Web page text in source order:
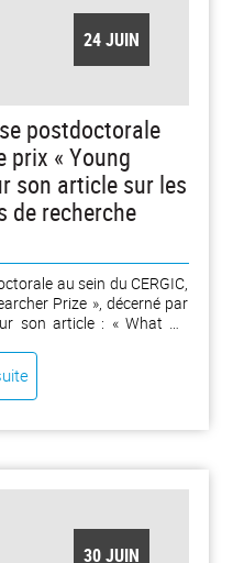
24 JUIN
postdoctorale
prix « Young
son article sur les
de recherche
au sein du CERGIC,
Prize », décerné par
son article : « What Do
le plan méthodologique
le jury pour qualifier le
postdoctorale à l'ENS de
30 JUIN